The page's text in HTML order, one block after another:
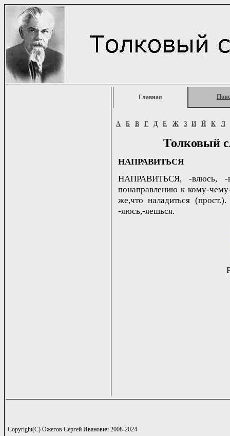
Главная
А Б В Г Д Е Ж З И Й К Л
Толковый
НАПРАВИТЬСЯ
НАПРАВИТЬСЯ, -влюсь, -
понаправлению к кому-
же,что наладиться
-яюсь,-яешься.
Copyright(C) Ожегов Сергей Иванович 2008-2024